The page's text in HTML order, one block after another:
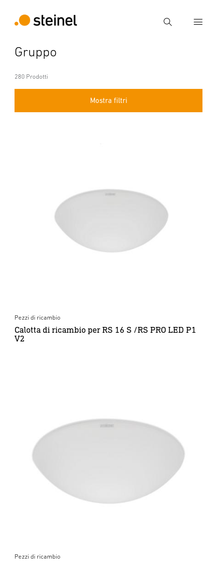
Ricerca
Gruppo
280 Prodotti
Mostra filtri
Pezzi di ricambio
Calotta di ricambio per RS 16 S /RS PRO LED P1
V2
Pezzi di ricambio